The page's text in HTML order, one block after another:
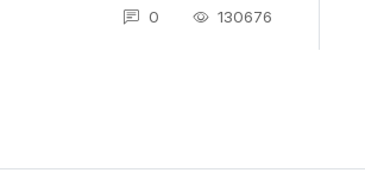
0 130676